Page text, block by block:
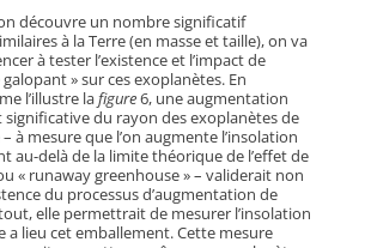
découvre un nombre significatif
à la Terre (en masse et taille), on va
à tester l’existence et l’impact de
galopant » sur ces exoplanètes. En
l’illustre lafigure6, une augmentation
du rayon des exoplanètes de
à mesure que l’on augmente l’insolation
au-delà de la limite théorique de l’effet de
« runaway greenhouse » – validerait non
du processus d’augmentation de
elle permettrait de mesurer l’insolation
a lieu cet emballement. Cette mesure